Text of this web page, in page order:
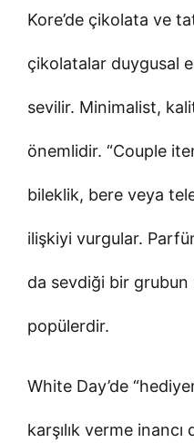
Kore’de çikolata ve
çikolatalar duygusal
sevilir. Minimalist,
önemlidir. “Couple
bileklik, bere veya
ilişkiyi vurgular.
da sevdiği bir
popülerdir.
White Day’de
karşılık verme